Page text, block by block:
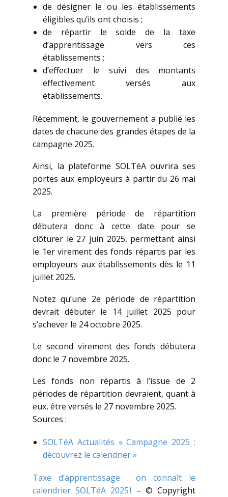
de désigner le ou les établissements
éligibles qu’ils ont choisis ;
de répartir le solde de la taxe
d’apprentissage vers ces
établissements ;
d’effectuer le suivi des montants
effectivement versés aux
établissements.
Récemment, le gouvernement a publié les
dates de chacune des grandes étapes de la
campagne 2025.
Ainsi, la plateforme SOLTéA ouvrira ses
portes aux employeurs à partir du 26 mai
2025.
La première période de répartition
débutera donc à cette date pour se
clôturer le 27 juin 2025, permettant ainsi
le 1er virement des fonds répartis par les
employeurs aux établissements dès le 11
juillet 2025.
Notez qu’une 2e période de répartition
devrait débuter le 14 juillet 2025 pour
s’achever le 24 octobre 2025.
Le second virement des fonds débutera
donc le 7 novembre 2025.
Les fonds non répartis à l’issue de 2
périodes de répartition devraient, quant à
eux, être versés le 27 novembre 2025.
Sources :
SOLTéA Actualités « Campagne 2025 :
découvrez le calendrier »
Taxe d’apprentissage : on connaît le
calendrier SOLTéA 2025 ! – © Copyright